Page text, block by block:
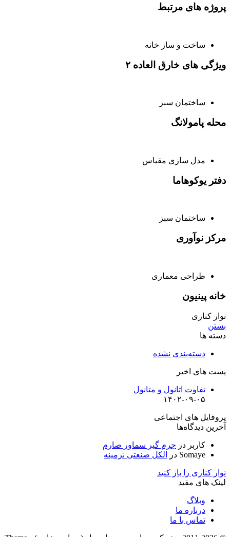
پروژه های مرتبط
ساخت و ساز خانه
ویژگی های خارق العاده ۲
ساختمان سبز
محله پامولانگ
مدل سازی مقیاس
دفتر یوکوهاما
ساختمان سبز
مرکز نوآوری
طراحی معماری
خانه پینیون
نوار کناری
بستن
دسته ها
دسته‌بندی نشده
پست های اخیر
تفاوت اتانول و متانول
۱۴۰۲-۰۹-۰۵
پروفایل های اجتماعی
آخرین دیدگاه‌ها
کاربر در جرم گیر سماور صارم
Somaye در الکل صنعتی نرمینه
نوار کناری را باز کنید
لینک های مفید
وبلاگ
درباره ما
تماس با ما